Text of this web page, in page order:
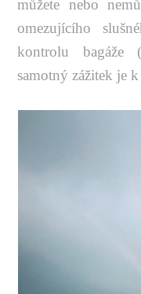
můžete nebo
omezujícího
kontrolu bagáže
samotný zážitek je